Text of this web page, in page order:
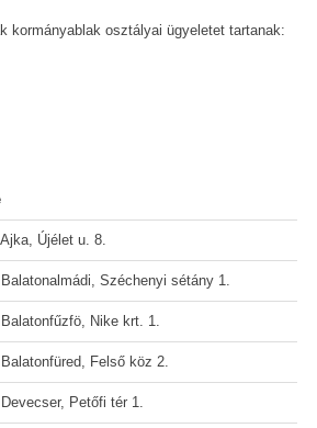
kormányablak osztályai ügyeletet tartanak:
Újélet u. 8.
Széchenyi sétány 1.
Nike krt. 1.
Felső köz 2.
Petőfi tér 1.